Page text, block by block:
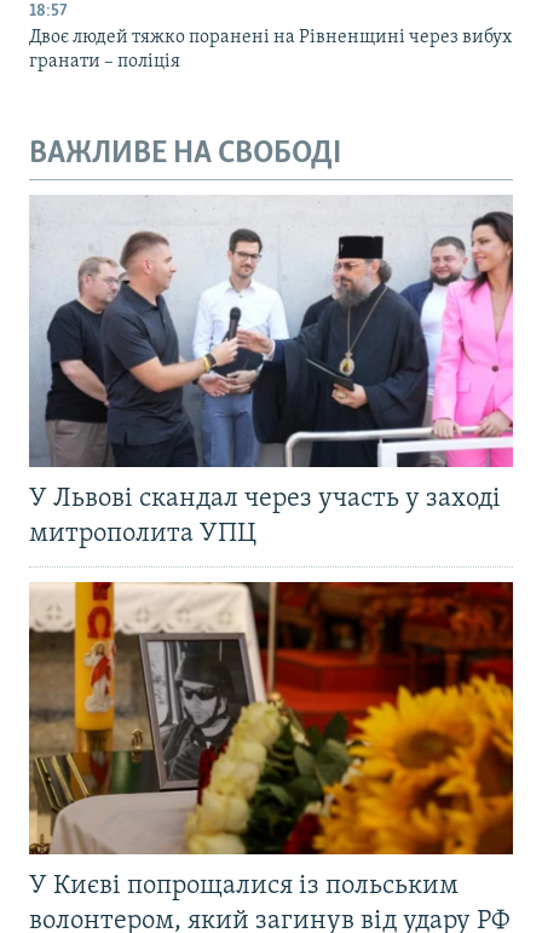
18:57
Двоє людей тяжко поранені на Рівненщині через вибух
гранати – поліція
ВАЖЛИВЕ НА СВОБОДІ
У Львові скандал через участь у заході
митрополита УПЦ
У Києві попрощалися із польським
волонтером, який загинув від удару РФ